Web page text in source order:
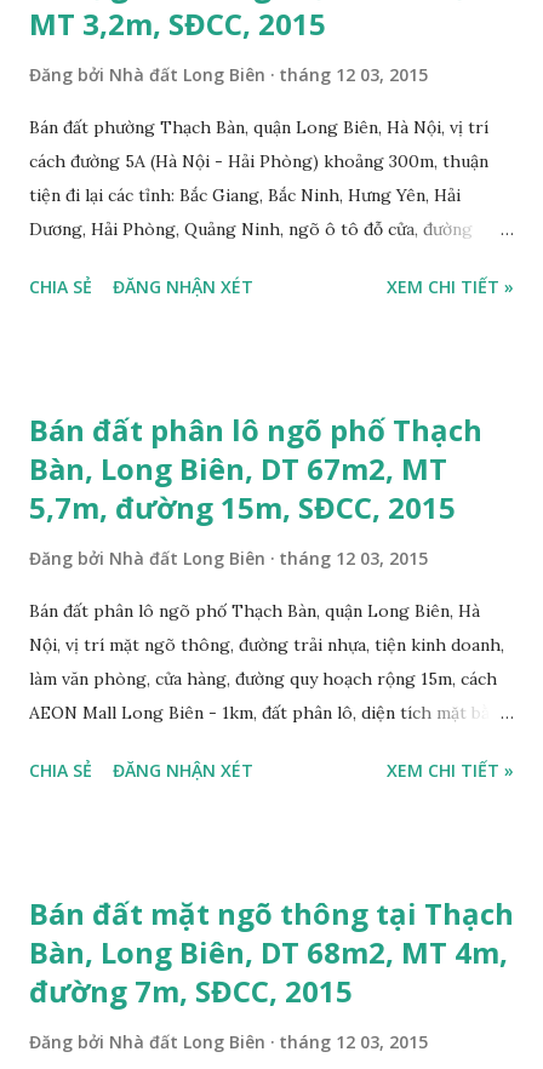
mặt hồ Đầm Tranh ở bản đồ bên dưới:
MT 3,2m, SĐCC, 2015
Đăng bởi Nhà đất Long Biên tháng 12 03, 2015
Bán đất phường Thạch Bàn, quận Long Biên, Hà Nội, vị trí
cách đường 5A (Hà Nội - Hải Phòng) khoảng 300m, thuận
tiện đi lại các tỉnh: Bắc Giang, Bắc Ninh, Hưng Yên, Hải
Dương, Hải Phòng, Quảng Ninh, ngõ ô tô đỗ cửa, đường
tiền 3,2m, hướng Nam, sổ đỏ chính chủ, giá bán 1,05 tỷ, có
thông tin Nhà đất Thạch Bàn bán 2015 tại đây:
https://thachban.wordpress.com/danh-sach-nha-dat-ban-
tai-thach-ban-thang-11-2015/ Bản đồ vị trí khu đất cần bán
CHIA SẺ ĐĂNG NHẬN XÉT XEM CHI TIẾT »
Bán đất phân lô ngõ phố Thạch
Bàn, Long Biên, DT 67m2, MT
5,7m, đường 15m, SĐCC, 2015
Đăng bởi Nhà đất Long Biên tháng 12 03, 2015
Bán đất phân lô ngõ phố Thạch Bàn, quận Long Biên, Hà
Nội, vị trí mặt ngõ thông, đường trải nhựa, tiện kinh doanh,
làm văn phòng, cửa hàng, đường quy hoạch rộng 15m, cách
AEON Mall Long Biên - 1km, đất phân lô, diện tích mặt bằng
quanh đã xây nhà, điện, nước sạch đầy đủ, xây dựng nhà ở
hàng vui lòng xem thêm thông tin Nhà đất Thạch Bàn bán
tại đây: https://thachban.wordpress.com/danh-sach-nha-
dat-ban-tai-thach-ban-thang-11-2015/ Xem vị trí khu đất
CHIA SẺ ĐĂNG NHẬN XÉT XEM CHI TIẾT »
Bán đất mặt ngõ thông tại Thạch
Bàn, Long Biên, DT 68m2, MT 4m,
đường 7m, SĐCC, 2015
Đăng bởi Nhà đất Long Biên tháng 12 03, 2015